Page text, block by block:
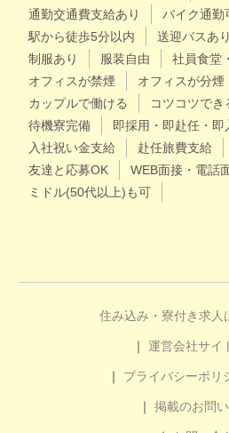
通勤交通費支給あり
バイク通勤
駅から徒歩5分以内
送迎バスあり
制服あり
服装自由
社員食堂
オフィスが禁煙
オフィスが分煙
カップルで働ける
コツコツでき
待機寮完備
即採用・即赴任・即
入社祝い金支給
赴任旅費支給
友達と応募OK
WEB面接・電話
ミドル(50代以上)も可
住み込み・寮付き求人
運営会社サイ
プライバシーポリ
掲載のお問